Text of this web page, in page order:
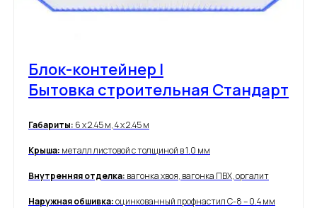
Блок-контейнер |
Бытовка строительная Стандарт
Габариты: 6 х 2.45 м, 4 х 2.45 м
Крыша: металл листовой с толщиной в 1.0 мм
Внутренняя отделка: вагонка хвоя, вагонка ПВХ, оргалит
Наружная обшивка:оцинкованный профнастил С-8 – 0.4 мм